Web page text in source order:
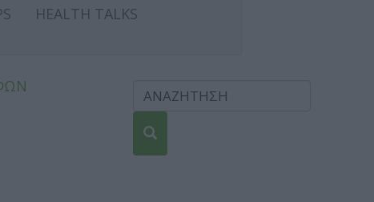
HEALTH TALKS